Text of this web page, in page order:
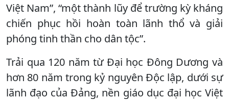
Việt Nam”, “một thành lũy để trường kỳ kháng
chiến phục hồi hoàn toàn lãnh thổ và giải
phóng tinh thần cho dân tộc”.
Trải qua 120 năm từ Đại học Đông Dương và
hơn 80 năm trong kỷ nguyên Độc lập, dưới sự
lãnh đạo của Đảng, nền giáo dục đại học Việt